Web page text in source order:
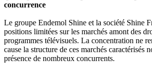
concurrence
Le groupe Endemol Shine et la société Shine
positions limitées sur les marchés amont des
programmes télévisuels. La concentration ne
cause la structure de ces marchés caractérisés
présence de nombreux concurrents.